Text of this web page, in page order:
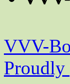
VVV-
Proudly